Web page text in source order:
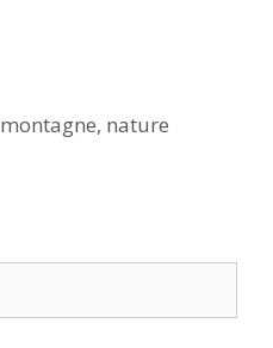
montagne, nature